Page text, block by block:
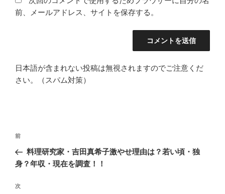
前、メールアドレス、サイトを保存する。
日本語が含まれない投稿は無視されますのでご注意くだ
さい。（スパム対策）
投
ナ
ゲ
過
去
の
稿
前
料理研究家・吉田真希子激やせ理由は？若い頃・独
身？年収・現在を調査！！
次
次